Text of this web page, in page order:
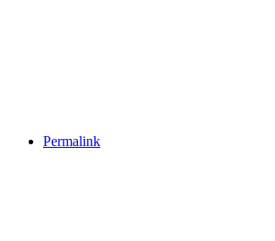
Permalink